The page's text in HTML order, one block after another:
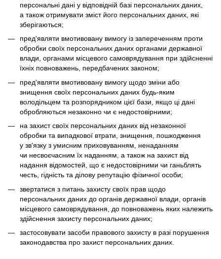
персональні дані у відповідній базі персональних даних,
а також отримувати зміст його персональних даних, які
зберігаються;
пред'являти вмотивовану вимогу із запереченням проти
обробки своїх персональних даних органами державної
влади, органами місцевого самоврядування при здійсненні
їхніх повноважень, передбачених законом;
пред'являти вмотивовану вимогу щодо зміни або
знищення своїх персональних даних будь-яким
володільцем та розпорядником цієї бази, якщо ці дані
обробляються незаконно чи є недостовірними;
на захист своїх персональних даних від незаконної
обробки та випадкової втрати, знищення, пошкодження
у зв'язку з умисним приховуванням, ненаданням
чи несвоєчасним їх наданням, а також на захист від
надання відомостей, що є недостовірними чи ганьблять
честь, гідність та ділову репутацію фізичної особи;
звертатися з питань захисту своїх прав щодо
персональних даних до органів державної влади, органів
місцевого самоврядування, до повноважень яких належить
здійснення захисту персональних даних;
застосовувати засоби правового захисту в разі порушення
законодавства про захист персональних даних.